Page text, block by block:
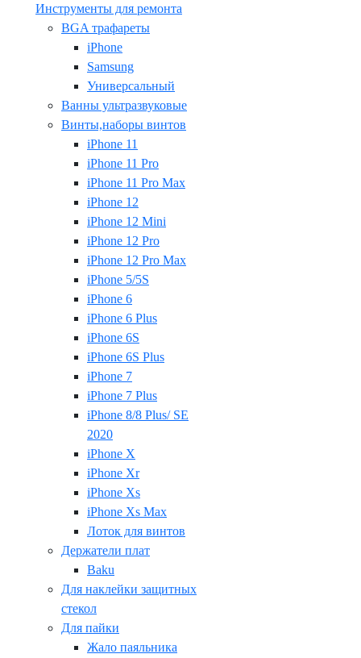
Инструменты для ремонта
BGA трафареты
iPhone
Samsung
Универсальный
Ванны ультразвуковые
Винты,наборы винтов
iPhone 11
iPhone 11 Pro
iPhone 11 Pro Max
iPhone 12
iPhone 12 Mini
iPhone 12 Pro
iPhone 12 Pro Max
iPhone 5/5S
iPhone 6
iPhone 6 Plus
iPhone 6S
iPhone 6S Plus
iPhone 7
iPhone 7 Plus
iPhone 8/8 Plus/ SE
2020
iPhone X
iPhone Xr
iPhone Xs
iPhone Xs Max
Лоток для винтов
Держатели плат
Baku
Для наклейки защитных
стекол
Для пайки
Жало паяльника